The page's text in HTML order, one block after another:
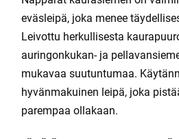
eväsleipä, joka menee
Leivottu herkullisesta
auringonkukan- ja
mukavaa suutuntumaa.
hyvänmakuinen leipä, joka
parempaa ollakaan.